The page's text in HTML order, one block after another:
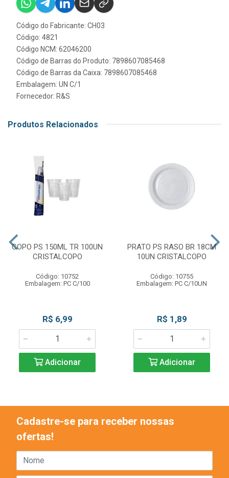
Código do Fabricante: CH03
Código: 4821
Código NCM: 62046200
Código de Barras do Produto: 7898607085468
Código de Barras da Caixa: 7898607085468
Embalagem: UN C/1
Fornecedor: R&S
Produtos Relacionados
COPO PS 150ML TR 100UN
CRISTALCOPO
Código: 10752
Embalagem: PC C/100
R$ 6,99
Adicionar
PRATO PS RASO BR 18CM
10UN CRISTALCOPO
Código: 10755
Embalagem: PC C/10UN
R$ 1,89
Adicionar
Cadastre-se para receber nossas
ofertas!